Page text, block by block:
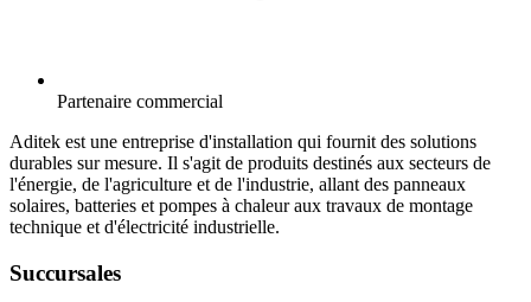
Partenaire commercial
Aditek est une entreprise d'installation qui fournit des solutions
durables sur mesure. Il s'agit de produits destinés aux secteurs de
l'énergie, de l'agriculture et de l'industrie, allant des panneaux
solaires, batteries et pompes à chaleur aux travaux de montage
technique et d'électricité industrielle.
Succursales